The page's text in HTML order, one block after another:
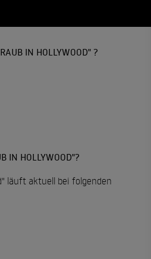
IN HOLLYWOOD" ?
IN HOLLYWOOD"?
läuft aktuell bei folgenden